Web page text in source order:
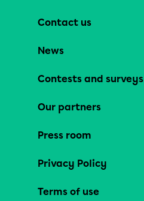
Contact us
News
Contests and surveys
Our partners
Press room
Privacy Policy
Terms of use